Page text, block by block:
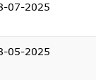
07-2025
05-2025